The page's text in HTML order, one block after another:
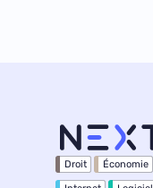
Droit Économie